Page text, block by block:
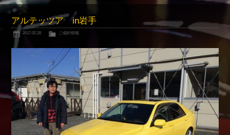
About NSX
NSXについて
Reflesh Plan
整備・修理・カスタム例
Blog
公式ブログ
Shop info.
店舗紹介
アルテッツア in岩手
2017.02.28 ご成約情報